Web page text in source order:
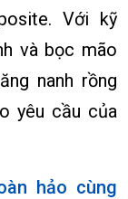
Với kỹ
và bọc mão
nanh rồng
yêu cầu của
hảo cùng